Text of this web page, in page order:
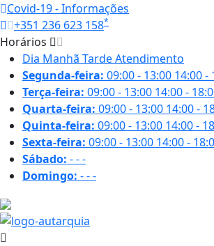
Covid-19 - Informações
+351 236 623 158*
Horários
Dia Manhã TardeAtendimento
Segunda-feira: 09:00 - 13:00 14:00 -
Terça-feira: 09:00 - 13:00 14:00 -
Quarta-feira: 09:00 - 13:00 14:00 -
Quinta-feira: 09:00 - 13:00 14:00 -
Sexta-feira: 09:00 - 13:00 14:00 -
Sábado: ---
Domingo: ---